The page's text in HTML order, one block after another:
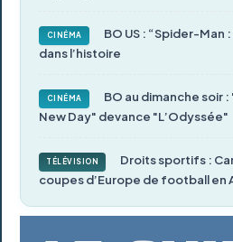
CINÉMA
BO US : “Spider-Man
dans l’histoire
CINÉMA
BO au dimanche soir
New Day" devance "L’Odyssée"
TÉLÉVISION
Droits sportifs :
coupes d’Europe de football en